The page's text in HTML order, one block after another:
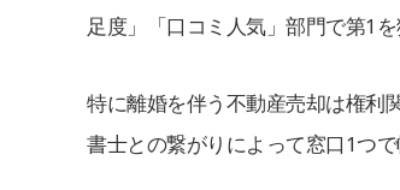
足度」「口コミ人気」部門で第1
特に離婚を伴う不動産売却は権利
書士との繋がりによって窓口1つ